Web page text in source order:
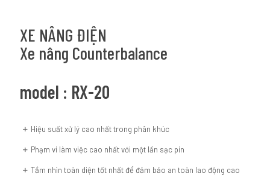
XE NÂNG ĐIỆN
Xe nâng Counterbalance
model : RX-20
Hiệu suất xử lý cao nhất trong phân khúc
Phạm vi làm việc cao nhất với một lần sạc pin
Tầm nhìn toàn diện tốt nhất để đảm bảo an toàn lao động cao